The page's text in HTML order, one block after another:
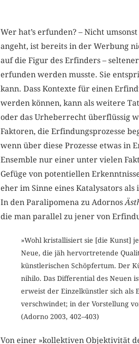
Wer hat’s erfunden? – Nicht
angeht, ist bereits in der Werbung
auf die Figur des Erfinders –
erfunden werden musste. Sie
kann. Dass Kontexte für einen
werden können, kann als weitere
oder das Urheberrecht überflüssig
Faktoren, die Erfindungsprozesse
wenn über diese Prozesse etwas in
Ensemble nur einer unter vielen
Gefüge von potentiellen
eher im Sinne eines Katalysators als
In den Paralipomena zu Adornos
die man parallel zu jener von
»Wohl kristallisiert sie [die Kunst]
Neue, die jäh hervortretende
künstlerischen Schöpfertum. Der
nihilo. Das Differential des Neuen
erweist der Einzelkünstler sich als
verschwindet; in der Vorstellung
(Adorno 2003, 402–403)
Von einer »kollektiven Objektivität